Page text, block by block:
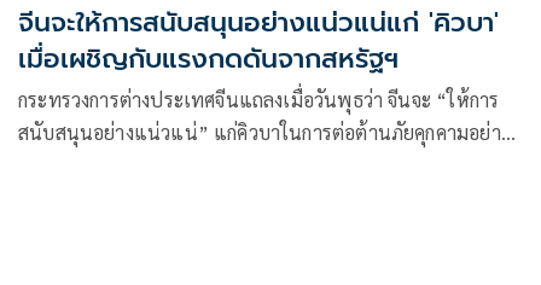
จีนจะให้การสนับสนุนอย่างแน่วแน่แก่ 'คิวบา'
เมื่อเผชิญกับแรงกดดันจากสหรัฐฯ
กระทรวงการต่างประเทศจีนแถลงเมื่อวันพุธว่า จีนจะ “ให้การ
สนับสนุนอย่างแน่วแน่” แก่คิวบาในการต่อต้านภัยคุกคามอย่าง